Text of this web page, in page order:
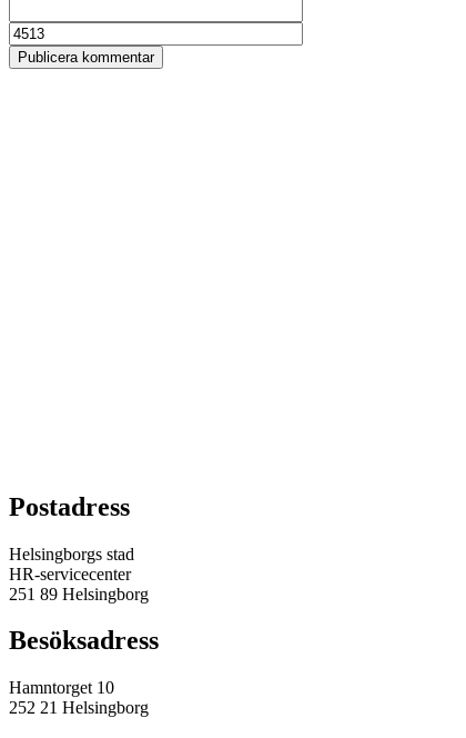
Publicera kommentar
Postadress
Helsingborgs stad
HR-servicecenter
251 89 Helsingborg
Besöksadress
Hamntorget 10
252 21 Helsingborg